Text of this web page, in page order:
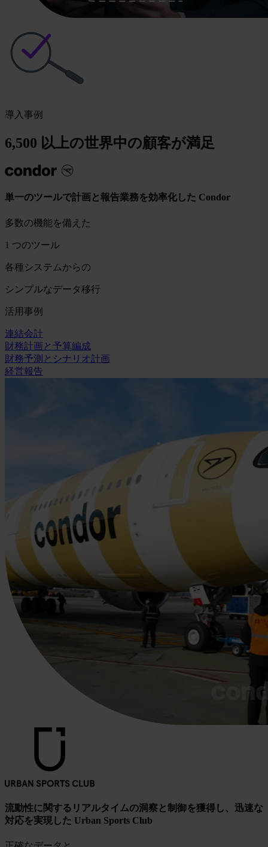
導入事例
6,500 以上の世界中の顧客が満足
単一のツールで計画と報告業務を効率化した Condor
多数の機能を備えた
1 つのツール
各種システムからの
シンプルなデータ移行
活用事例
連結会計
財務計画と予算編成
財務予測とシナリオ計画
経営報告
流動性に関するリアルタイムの洞察と制御を獲得し、迅速な
対応を実現した Urban Sports Club